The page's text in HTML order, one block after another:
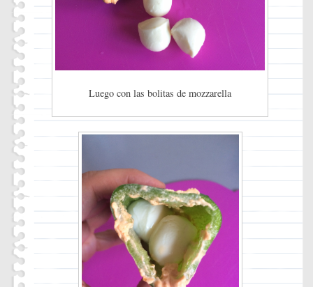
Luego con las bolitas de mozzarella